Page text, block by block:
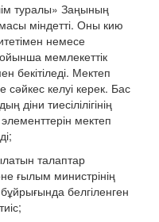
туралы» Заңының
міндетті. Оны кию
немесе
мемлекеттік
бекітіледі. Мектеп
келуі керек. Бас
діни тиесілілігінің
мектеп
талаптар
ғылым министрінің
белгіленген